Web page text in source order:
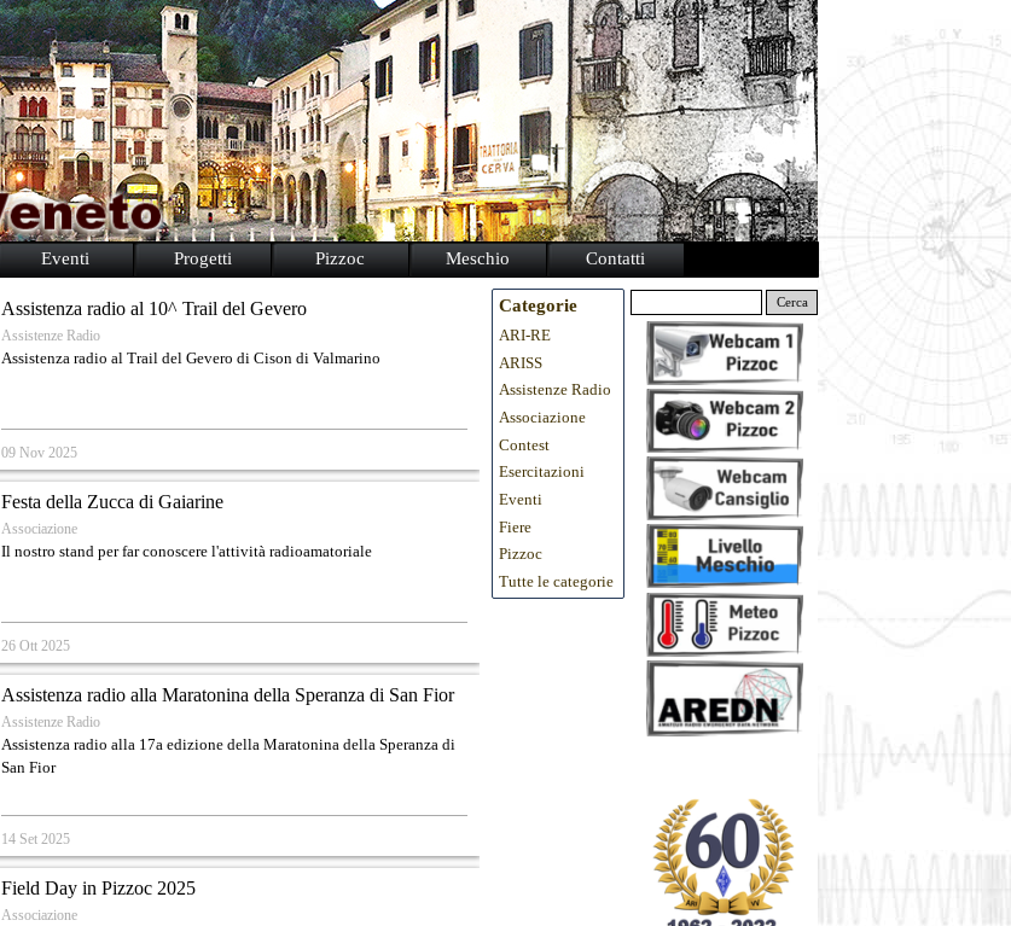
Eventi Progetti Pizzoc Meschio Contatti
Cerca
Assistenza radio al 10^ Trail del Gevero
Assistenze Radio
Assistenza radio al Trail del Gevero di Cison di Valmarino
09 Nov 2025
Festa della Zucca di Gaiarine
Associazione
Il nostro stand per far conoscere l'attività radioamatoriale
26 Ott 2025
Assistenza radio alla Maratonina della Speranza di San Fior
Assistenze Radio
Assistenza radio alla 17a edizione della Maratonina della Speranza di
San Fior
14 Set 2025
Field Day in Pizzoc 2025
Associazione
Categorie
ARI-RE
ARISS
Assistenze Radio
Associazione
Contest
Esercitazioni
Eventi
Fiere
Pizzoc
Tutte le categorie